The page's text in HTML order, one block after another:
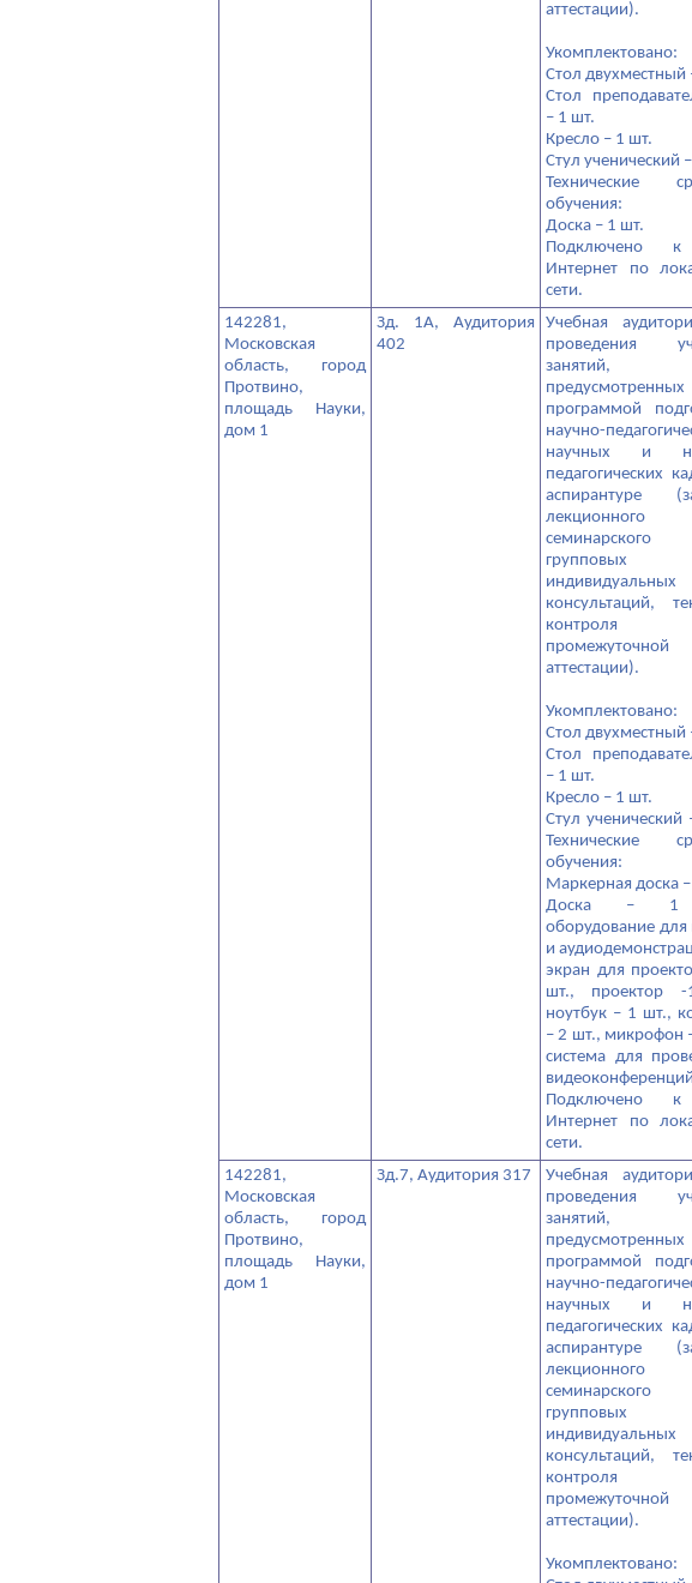
аттестации).
Укомплектовано:
Стол двухместный
Стол
– 1 шт.
Кресло – 1 шт.
Стул ученический
Технические
обучения:
Доска – 1 шт.
Подключено к
Интернет по
сети.
142281,
Московская
область, город
Протвино,
площадь Науки,
дом 1
Зд. 1А, Аудитория
402
Учебная
проведения
занятий,
предусмотренных
программой
научно-
научных и
педагогических
аспирантуре
семинарского
индивидуальных
консультаций,
промежуточной
аттестации).
Укомплектовано:
Стол двухместный
Стол
– 1 шт.
Кресло – 1 шт.
Стул ученический
Технические
обучения:
Маркерная доска
Доска – 1
оборудование для
и
экран для
шт., проектор
ноутбук – 1 шт.,
– 2 шт., микрофон
система для
Подключено к
Интернет по
сети.
142281,
Московская
область, город
Протвино,
площадь Науки,
дом 1
Зд.7, Аудитория 317
Учебная
проведения
занятий,
предусмотренных
программой
научно-
научных и
педагогических
аспирантуре
семинарского
индивидуальных
консультаций,
промежуточной
аттестации).
Укомплектовано: